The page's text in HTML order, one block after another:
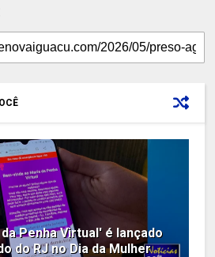
Penha Virtual' é lançado
do RJ no Dia da Mulher